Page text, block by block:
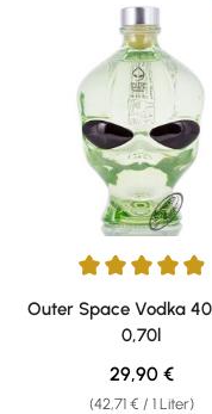
Durchschnittliche
Outer Space Vodka
0,70l
(42,71 € / 1 Liter)
Regulärer
29,90 €